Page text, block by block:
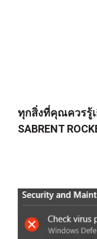
ทุกสิ่งที่คุณควรรู้
SABRENT